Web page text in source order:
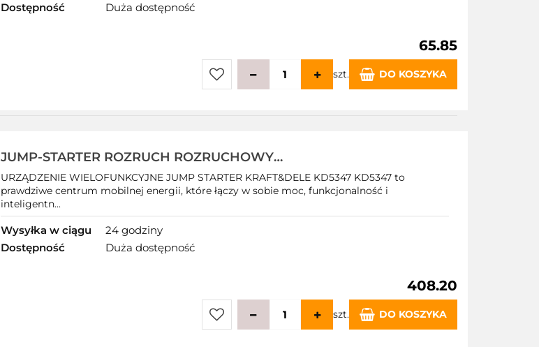
Dostępność
Duża dostępność
65.85
szt. DO KOSZYKA
JUMP-STARTER ROZRUCH ROZRUCHOWY
1200/700A 26Ah 12V INWERTER + OŚWIETLENIE
URZĄDZENIE WIELOFUNKCYJNE JUMP STARTER KRAFT&DELE KD5347 KD5347 to
prawdziwe centrum mobilnej energii, które łączy w sobie moc, funkcjonalność i
inteligentn...
Wysyłka w ciągu
24 godziny
Dostępność
Duża dostępność
408.20
szt. DO KOSZYKA